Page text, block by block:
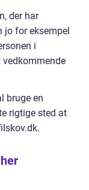
der har
jo for eksempel
i
bruge en
rigtige sted at